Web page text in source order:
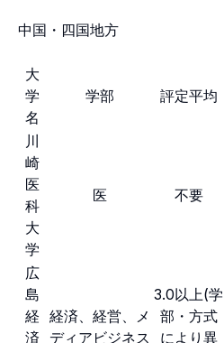
中国・四国地方
大
学
名
学部 評定平均
川
崎
医
科
大
学
医 不要
広
島
経
済
経済、経営、メ
ディアビジネス
3.0以上(学
部・方式
により異